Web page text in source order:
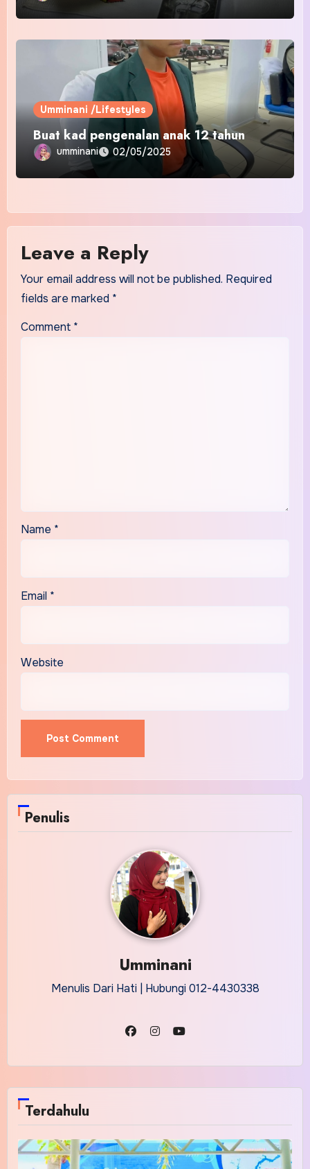
Umminani /Lifestyles
Buat kad pengenalan anak 12 tahun
umminani 02/05/2025
Leave a Reply
Your email address will not be published. Required
fields are marked *
Comment *
Name *
Email *
Website
Penulis
Umminani
Menulis Dari Hati | Hubungi 012-4430338
Terdahulu